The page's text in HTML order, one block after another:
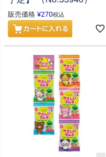
販売価格 ¥270税込